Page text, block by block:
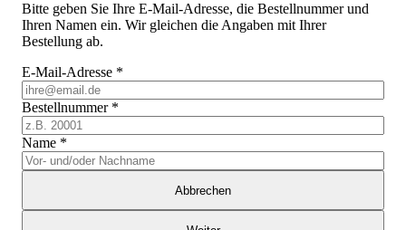
Bitte geben Sie Ihre E-Mail-Adresse, die Bestellnummer und
Ihren Namen ein. Wir gleichen die Angaben mit Ihrer
Bestellung ab.
E-Mail-Adresse *
Bestellnummer *
Name *
Abbrechen